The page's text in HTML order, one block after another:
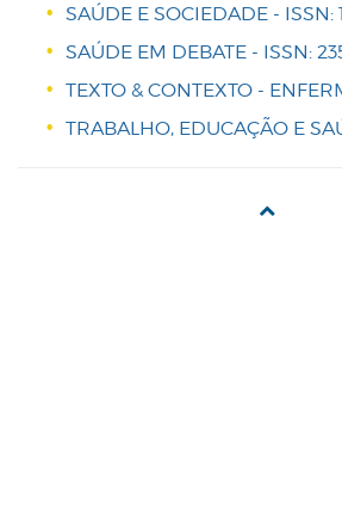
SAÚDE E SOCIEDADE -
SAÚDE EM DEBATE - ISSN:
TEXTO & CONTEXTO -
TRABALHO, EDUCAÇÃO E